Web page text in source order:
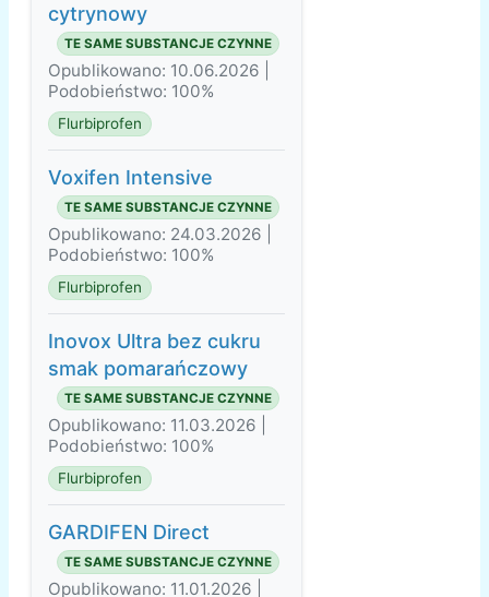
cytrynowy
TE SAME SUBSTANCJE CZYNNE
Opublikowano: 10.06.2026 |
Podobieństwo: 100%
Flurbiprofen
Voxifen Intensive
TE SAME SUBSTANCJE CZYNNE
Opublikowano: 24.03.2026 |
Podobieństwo: 100%
Flurbiprofen
Inovox Ultra bez cukru
smak pomarańczowy
TE SAME SUBSTANCJE CZYNNE
Opublikowano: 11.03.2026 |
Podobieństwo: 100%
Flurbiprofen
GARDIFEN Direct
TE SAME SUBSTANCJE CZYNNE
Opublikowano: 11.01.2026 |